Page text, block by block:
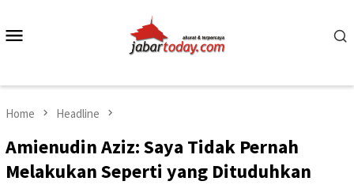
content
Home Headline
Amienudin Aziz: Saya Tidak Pernah
Melakukan Seperti yang Dituduhkan